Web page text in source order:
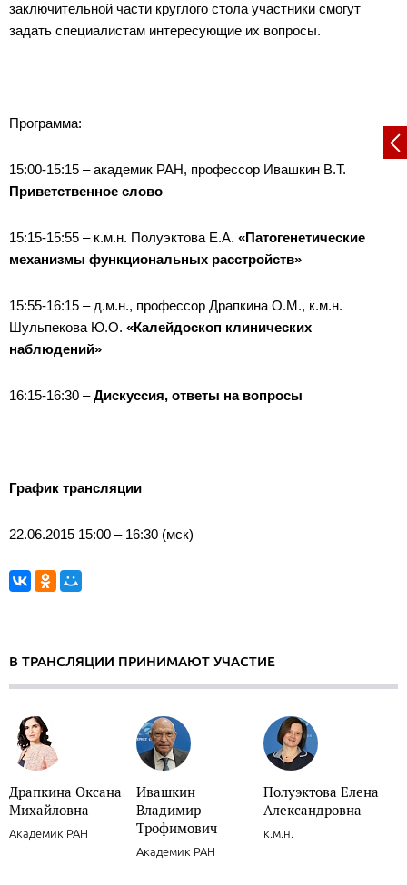
заключительной части круглого стола участники смогут
задать специалистам интересующие их вопросы.
Программа:
15:00-15:15 – академик РАН, профессор Ивашкин В.Т.
Приветственное слово
15:15-15:55 – к.м.н. Полуэктова Е.А. «Патогенетические
механизмы функциональных расстройств»
15:55-16:15 – д.м.н., профессор Драпкина О.М., к.м.н.
Шульпекова Ю.О. «Калейдоскоп клинических
наблюдений»
16:15-16:30 –Дискуссия, ответы на вопросы
График трансляции
22.06.2015 15:00 – 16:30 (мск)
В ТРАНСЛЯЦИИ ПРИНИМАЮТ УЧАСТИЕ
Драпкина Оксана
Михайловна
Академик РАН
Ивашкин
Владимир
Трофимович
Академик РАН
Полуэктова Елена
Александровна
к.м.н.